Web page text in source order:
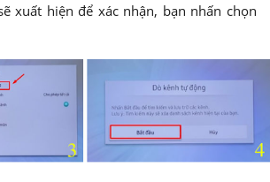
xuất hiện để xác nhận, bạn nhấn chọn